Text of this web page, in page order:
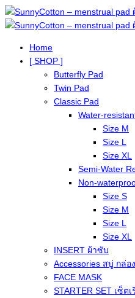
Home
[ SHOP ]
Butterfly Pad
Twin Pad
Classic Pad
Water-
Size M
Size L
Size XL
Semi-Water
Non-
Size S
Size M
Size L
Size XL
INSERT ผ้าซับ
Accessories สบู่ กล่อง
FACE MASK
STARTER SET เซ็ต